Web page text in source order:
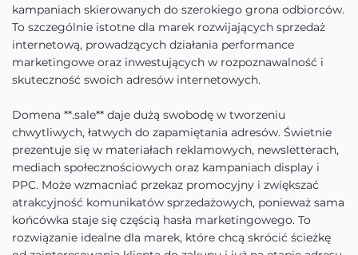
kampaniach skierowanych do szerokiego grona odbiorców.
To szczególnie istotne dla marek rozwijających sprzedaż
internetową, prowadzących działania performance
marketingowe oraz inwestujących w rozpoznawalność i
skuteczność swoich adresów internetowych.
Domena **.sale** daje dużą swobodę w tworzeniu
chwytliwych, łatwych do zapamiętania adresów. Świetnie
prezentuje się w materiałach reklamowych, newsletterach,
mediach społecznościowych oraz kampaniach display i
PPC. Może wzmacniać przekaz promocyjny i zwiększać
atrakcyjność komunikatów sprzedażowych, ponieważ sama
końcówka staje się częścią hasła marketingowego. To
rozwiązanie idealne dla marek, które chcą skrócić ścieżkę